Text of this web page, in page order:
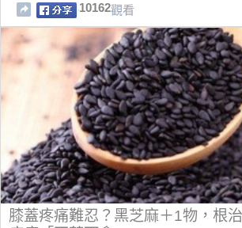
10162觀看
膝蓋疼痛難忍？黑芝麻＋1物，根